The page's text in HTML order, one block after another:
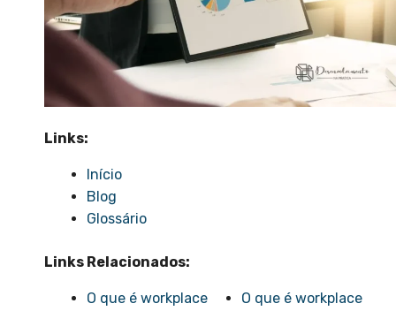
Links:
Início
Blog
Glossário
Links Relacionados:
O que é workplace
O que é workplace